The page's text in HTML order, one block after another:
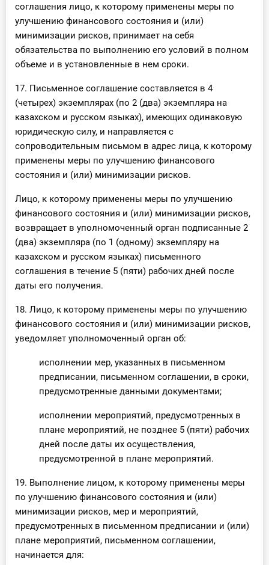
соглашения лицо, к которому применены меры по
улучшению финансового состояния и (или)
минимизации рисков, принимает на себя
обязательства по выполнению его условий в полном
объеме и в установленные в нем сроки.
17. Письменное соглашение составляется в 4
(четырех) экземплярах (по 2 (два) экземпляра на
казахском и русском языках), имеющих одинаковую
юридическую силу, и направляется с
сопроводительным письмом в адрес лица, к которому
применены меры по улучшению финансового
состояния и (или) минимизации рисков.
Лицо, к которому применены меры по улучшению
финансового состояния и (или) минимизации рисков,
возвращает в уполномоченный орган подписанные 2
(два) экземпляра (по 1 (одному) экземпляру на
казахском и русском языках) письменного
соглашения в течение 5 (пяти) рабочих дней после
даты его получения.
18. Лицо, к которому применены меры по улучшению
финансового состояния и (или) минимизации рисков,
уведомляет уполномоченный орган об:
исполнении мер, указанных в письменном
предписании, письменном соглашении, в сроки,
предусмотренные данными документами;
исполнении мероприятий, предусмотренных в
плане мероприятий, не позднее 5 (пяти) рабочих
дней после даты их осуществления,
предусмотренной в плане мероприятий.
19. Выполнение лицом, к которому применены меры
по улучшению финансового состояния и (или)
минимизации рисков, мер и мероприятий,
предусмотренных в письменном предписании и (или)
плане мероприятий, письменном соглашении,
начинается для: